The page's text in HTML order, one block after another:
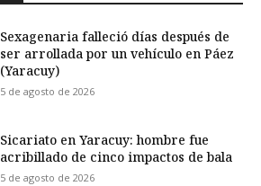
Sexagenaria falleció días después de
ser arrollada por un vehículo en Páez
(Yaracuy)
5 de agosto de 2026
Sicariato en Yaracuy: hombre fue
acribillado de cinco impactos de bala
5 de agosto de 2026